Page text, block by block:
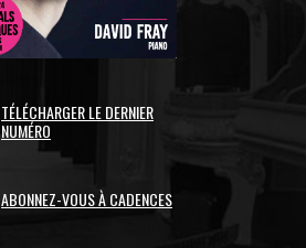
TÉLÉCHARGER LE DERNIER
NUMÉRO
ABONNEZ-VOUS À CADENCES